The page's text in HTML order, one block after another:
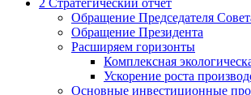
2 Стратегический отчет
Обращение Председателя
Обращение Президента
Расширяем горизонты
Комплексная
Ускорение роста
Основные инвестиционные